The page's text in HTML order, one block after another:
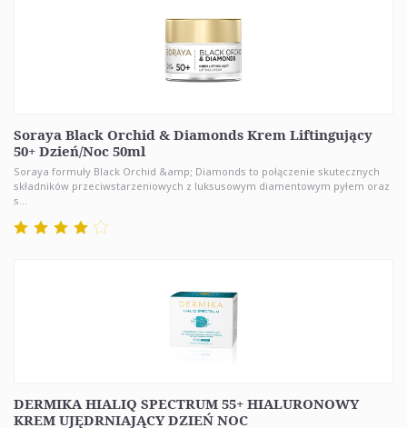
Soraya Black Orchid & Diamonds Krem Liftingujący
50+ Dzień/Noc 50ml
Soraya formuły Black Orchid &amp; Diamonds to połączenie skutecznych
składników przeciwstarzeniowych z luksusowym diamentowym pyłem oraz
s...
DERMIKA HIALIQ SPECTRUM 55+ HIALURONOWY
KREM UJĘDRNIAJĄCY DZIEŃ NOC